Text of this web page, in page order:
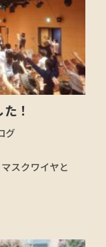
！
グ
スクワイヤと